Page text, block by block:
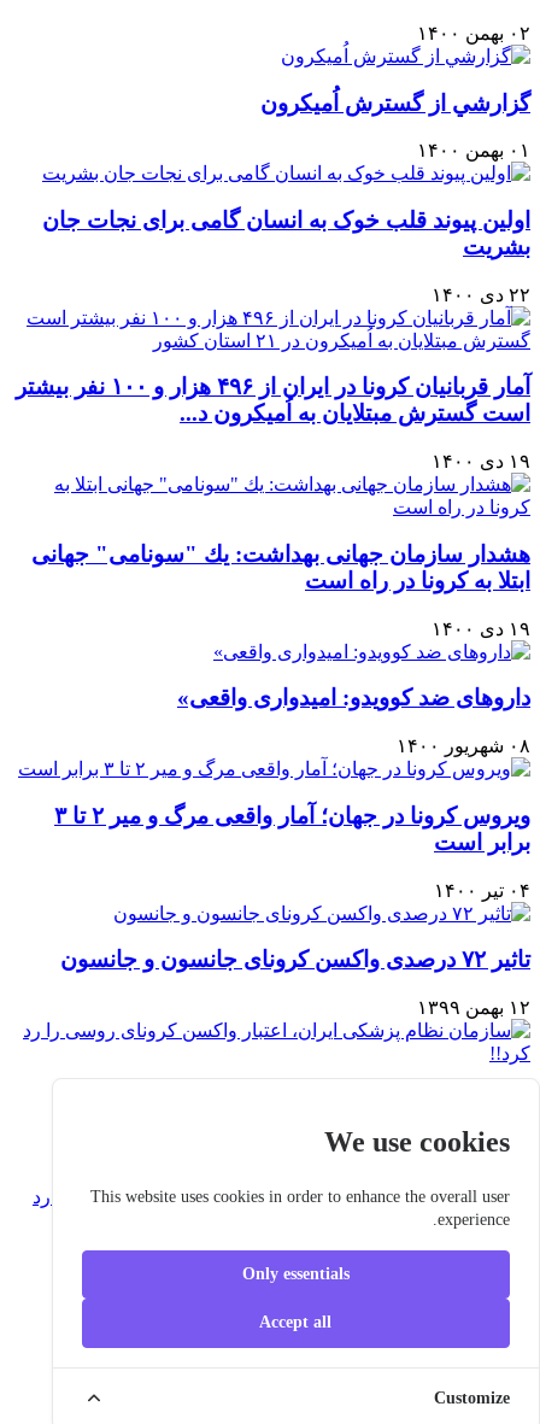
۰۲ بهمن ۱۴۰۰
گزارشي از گسترش اُميكرون
۰۱ بهمن ۱۴۰۰
اولین پیوند قلب خوک به انسان گامی برای نجات جان
بشریت
۲۲ دی ۱۴۰۰
آمار قربانيان كرونا در ايران از ۴۹۶ هزار و ۱۰۰ نفر بيشتر
است گسترش مبتلایان به اُمیکرون د...
۱۹ دی ۱۴۰۰
هشدار سازمان جهانی بهداشت: يك "سونامی" جهانی
ابتلا به کرونا در راه است
۱۹ دی ۱۴۰۰
داروهای ضد کوویدو: امیدواری واقعی»
۰۸ شهریور ۱۴۰۰
ویروس کرونا در جهان؛ آمار واقعی مرگ و میر ۲ تا ۳
برابر است
۰۴ تیر ۱۴۰۰
تاثیر ۷۲ درصدی واکسن کرونای جانسون و جانسون
۱۲ بهمن ۱۳۹۹
روسی را رد کرد!!
All rights reserved.
We use cookies
This website uses cookies in order to enhance the overall user
experience.
Only essentials
Accept all
Customize